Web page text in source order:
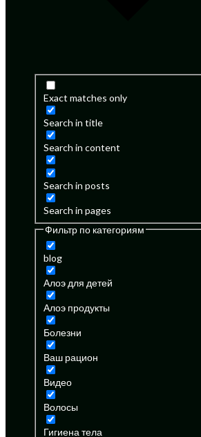
Exact matches only
Search in title
Search in content
Search in posts
Search in pages
Фильтр по категориям
blog
Алоэ для детей
Алоэ продукты
Болезни
Ваш рацион
Видео
Волосы
Гигиена тела